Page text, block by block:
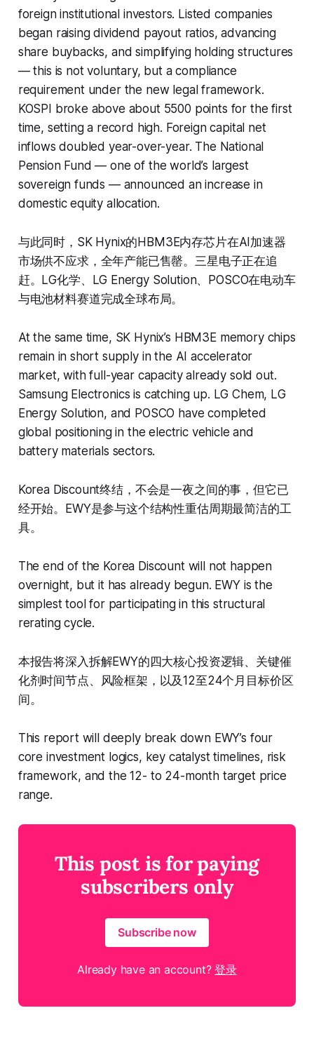
foreign institutional investors. Listed companies
began raising dividend payout ratios, advancing
share buybacks, and simplifying holding structures
— this is not voluntary, but a compliance
requirement under the new legal framework.
KOSPI broke above about 5500 points for the first
time, setting a record high. Foreign capital net
inflows doubled year-over-year. The National
Pension Fund — one of the world’s largest
sovereign funds — announced an increase in
domestic equity allocation.
与此同时，SK Hynix的HBM3E内存芯片在AI加速器
市场供不应求，全年产能已售罄。三星电子正在追
赶。LG化学、LG Energy Solution、POSCO在电动车
与电池材料赛道完成全球布局。
At the same time, SK Hynix’s HBM3E memory chips
remain in short supply in the AI accelerator
market, with full-year capacity already sold out.
Samsung Electronics is catching up. LG Chem, LG
Energy Solution, and POSCO have completed
global positioning in the electric vehicle and
battery materials sectors.
Korea Discount终结，不会是一夜之间的事，但它已
经开始。EWY是参与这个结构性重估周期最简洁的工
具。
The end of the Korea Discount will not happen
overnight, but it has already begun. EWY is the
simplest tool for participating in this structural
rerating cycle.
本报告将深入拆解EWY的四大核心投资逻辑、关键催
化剂时间节点、风险框架，以及12至24个月目标价区
间。
This report will deeply break down EWY’s four
core investment logics, key catalyst timelines, risk
framework, and the 12- to 24-month target price
range.
This post is for paying
subscribers only
Subscribe now
Already have an account?登录